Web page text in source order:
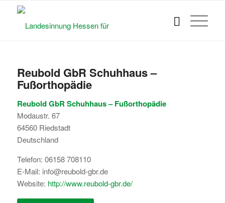
Reubold GbR Schuhhaus –
Fußorthopädie
Reubold GbR Schuhhaus – Fußorthopädie
Modaustr. 67
64560 Riedstadt
Deutschland
Telefon: 06158 708110
E-Mail: info@reubold-gbr.de
Website: http://www.reubold-gbr.de/